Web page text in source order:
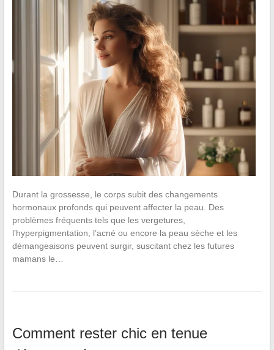
Durant la grossesse, le corps subit des changements
hormonaux profonds qui peuvent affecter la peau. Des
problèmes fréquents tels que les vergetures,
l’hyperpigmentation, l’acné ou encore la peau sèche et les
démangeaisons peuvent surgir, suscitant chez les futures
mamans le…
Comment rester chic en tenue